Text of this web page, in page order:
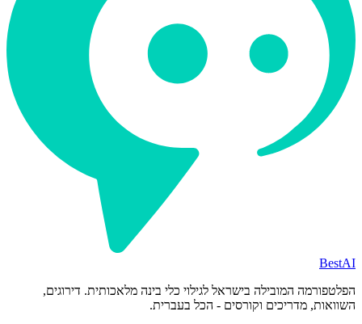
BestAI
הפלטפורמה המובילה בישראל לגילוי כלי בינה מלאכותית. דירוגים,
השוואות, מדריכים וקורסים - הכל בעברית.